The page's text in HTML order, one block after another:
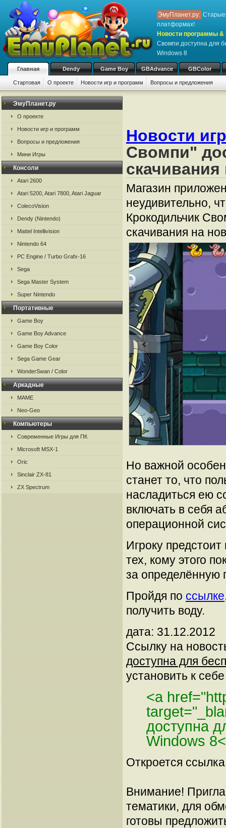
ЭмуПланет.ру: Старые
платформах!
Новости программы &
Свомпи доступна для
Windows 8
Главная Dendy Game Boy GBAdvance GBColor
Стартовая О проекте Новости игр и программ Вопросы и предложения
ЭмуПланет.ру
О проекте
Новости игр и программ
Вопросы и предложения
Мини Игры
Консоли
Atari 2600
Atari 5200, Atari 7800, Atari Jaguar
ColecoVision
Dendy (Nintendo)
Mattel Intellivision
Nintendo 64
PC Engine / Turbo Grafx-16
Sega
Sega Master System
Super Nintendo
Портативные
Game Boy
Game Boy Advance
Game Boy Color
Sega Game Gear
WonderSwan / Color
Аркадные
MAME
Neo-Geo
Компьютеры
Современные Игры для ПК
Microsoft MSX-1
Oric
Sinclair ZX-81
ZX Spectrum
Новости
Свомпи"
Магазин
неудивительно,
Крокодильчик
скачивания на
Но важной
станет то, что
насладиться ею
включать в себя
операционной
Игроку
тех, кому этого
за определённую
Пройдя по ссылке
получить воду.
дата: 31.12.2012
Ссылку на
доступна для
установить к
<a
доступна
Windows
Откроется
Внимание!
тематики, для
готовы